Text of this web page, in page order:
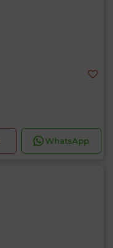
WhatsApp